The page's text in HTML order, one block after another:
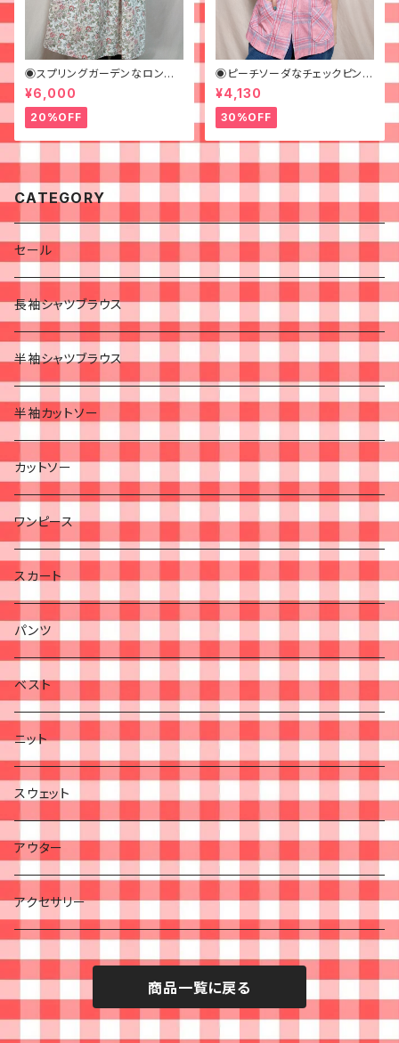
◉スプリングガーデンなロング
スカート◉ 古着 花柄 クリーム
ピンク 春
¥6,000
20%OFF
◉ピーチソーダなチェックピンク
シャツ◉古着 半袖シャツ
¥4,130
30%OFF
CATEGORY
セール
長袖シャツブラウス
半袖シャツブラウス
半袖カットソー
カットソー
ワンピース
スカート
パンツ
ベスト
ニット
スウェット
アウター
アクセサリー
商品一覧に戻る